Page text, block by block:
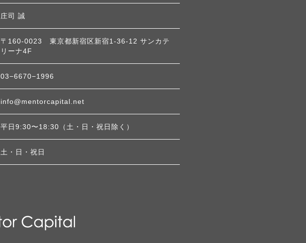
庄司 誠
〒160-0023 東京都新宿区新宿1-36-12 サンカテ
リーナ4F
03−6670−1996
info@mentorcapital.net
平日9:30〜18:30（土・日・祝日除く）
土・日・祝日